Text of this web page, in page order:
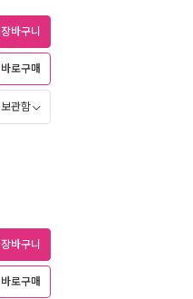
장바구니
바로구매
보관함
장바구니
바로구매